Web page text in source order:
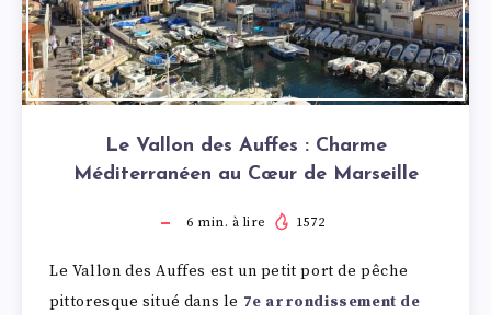
Le Vallon des Auffes : Charme
Méditerranéen au Cœur de Marseille
6 min. à lire 1572
Le Vallon des Auffes est un petit port de pêche
pittoresque situé dans le 7e arrondissement de